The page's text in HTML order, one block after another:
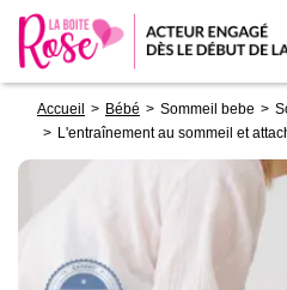
principal
d'Ariane
Accueil Bébé Sommeil bebe
L'entraînement au sommeil et